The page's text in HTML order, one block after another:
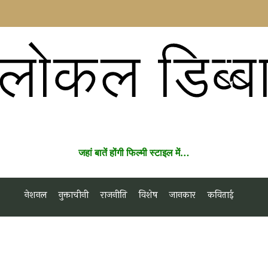
जहां बातें होंगी फिल्मी स्टाइल में…
नेशनल नुक्ताचीनी राजनीति विशेष जानकार कविताई